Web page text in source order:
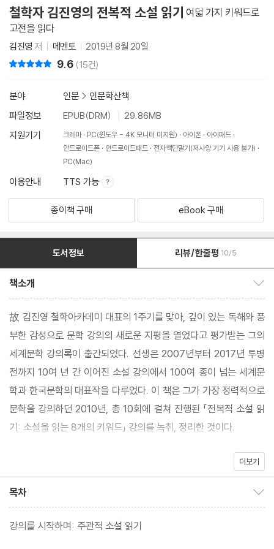
철학자 김진영의 전복적 소설 읽기 여덟 가지 키워드로
고전을 읽다
김진영 저 메멘토 2019년 8월 20일
9.6 (15건)
분야 인문 > 인문학산책
파일정보
EPUB(DRM)
29.86MB
지원기기
크레마 PC(윈도우 - 4K 모니터 미지원) 아이폰
아이패드
안드로이드폰
안드로이드패드
전자책단말기(저사양 기기 사용 불가)
PC(Mac)
이용안내 TTS 가능
종이책 구매 eBook 구매
도서정보 리뷰/한줄평 10/5
책소개
故 김진영 철학아카데미 대표의 1주기를 맞아, 깊이 있는 독해와 풍
부한 감성으로 문학 강의의 새로운 지평을 열었다고 평가받는 그의
세계문학 강의록이 출간되었다. 선생은 2007년부터 2017년 투병
전까지 10여 년 간 이어진 소설 강의에서 100여 종이 넘는 세계문
학과 한국문학의 대표작을 다루었다. 이 책은 그가 가장 정력적으로
문학을 강의하던 2010년, 총 10회에 걸쳐 진행된 「전복적 소설 읽
기: 소설을 읽는 8개의 키워드」 강의를 녹취, 정리한 것이다.
작가의 ‘피’로 쓰였다고 해도 과언이 아닌 세계문학의 대표작들을 어
을 끝까지 세상의 제단 위에 올리려고 하는 동시에 그것을 세상으로
부터 구원해 내는”(80쪽) 작업이다. 그는 독자에게 읽히고 싶지만
더보기
목차
강의를 시작하며: 주관적 소설 읽기